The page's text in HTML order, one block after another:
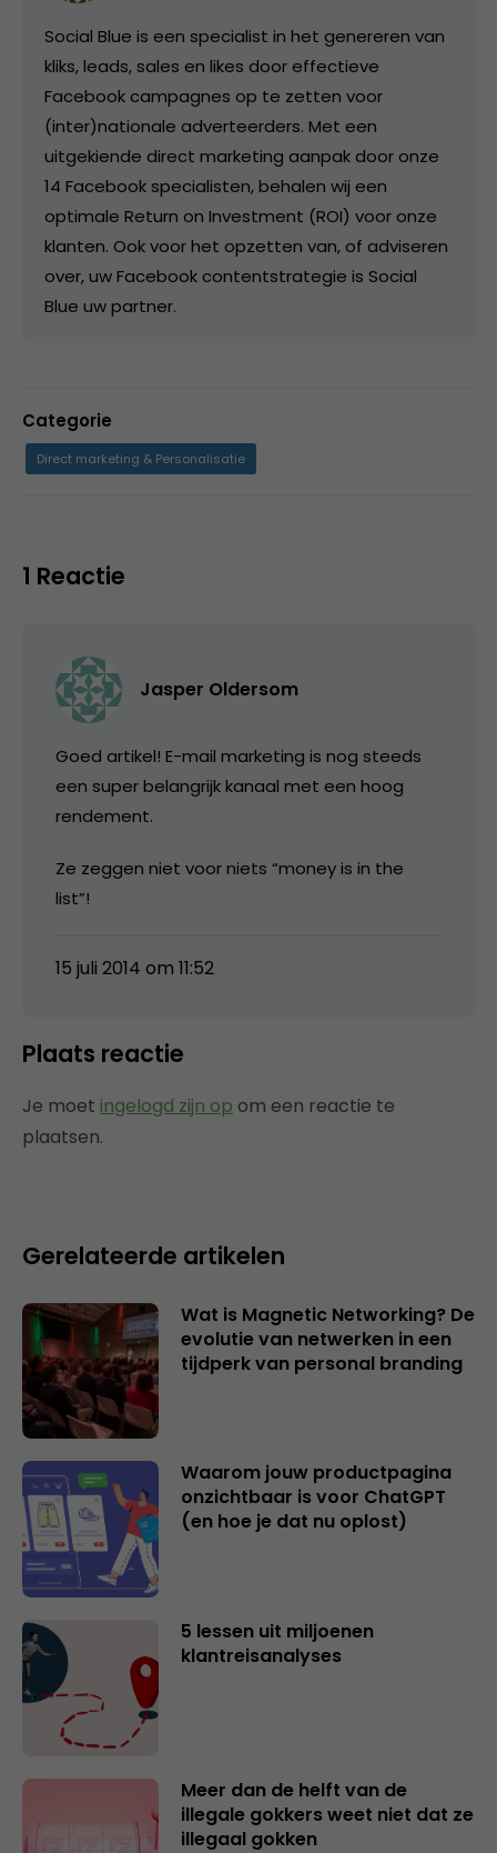
Social Blue is een specialist in het genereren van
kliks, leads, sales en likes door effectieve
Facebook campagnes op te zetten voor
(inter)nationale adverteerders. Met een
uitgekiende direct marketing aanpak door onze
14 Facebook specialisten, behalen wij een
optimale Return on Investment (ROI) voor onze
klanten. Ook voor het opzetten van, of adviseren
over, uw Facebook contentstrategie is Social
Blue uw partner.
Categorie
Direct marketing & Personalisatie
1 Reactie
Jasper Oldersom
Goed artikel! E-mail marketing is nog steeds
een super belangrijk kanaal met een hoog
rendement.
Ze zeggen niet voor niets “money is in the
list”!
15 juli 2014 om 11:52
Plaats reactie
Je moet ingelogd zijn op om een reactie te
plaatsen.
Gerelateerde artikelen
Wat is Magnetic Networking? De
evolutie van netwerken in een
tijdperk van personal branding
Waarom jouw productpagina
onzichtbaar is voor ChatGPT
(en hoe je dat nu oplost)
5 lessen uit miljoenen
klantreisanalyses
Meer dan de helft van de
illegale gokkers weet niet dat ze
illegaal gokken